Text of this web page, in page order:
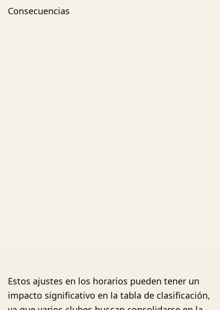
Consecuencias
Estos ajustes en los horarios pueden tener un
impacto significativo en la tabla de clasificación,